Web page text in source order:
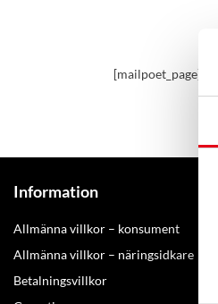
[mailpoet_page]
Information
Allmänna villkor – konsument
Allmänna villkor – näringsidkare
Betalningsvillkor